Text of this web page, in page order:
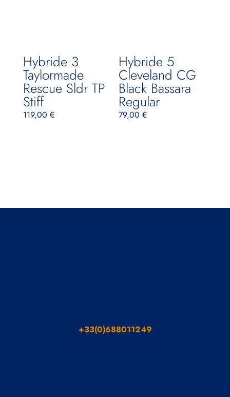
Hybride 3
Taylormade
Rescue Sldr TP
Stiff
119,00 €
Hybride 5
Cleveland CG
Black Bassara
Regular
79,00€
+33(0)688011249